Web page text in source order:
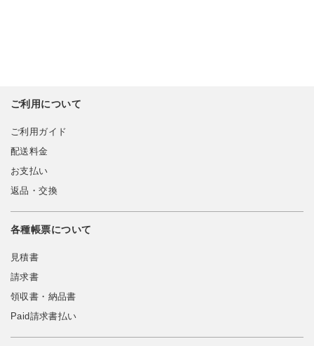
ご利用について
ご利用ガイド
配送料金
お支払い
返品・交換
各種帳票について
見積書
請求書
領収書・納品書
Paid請求書払い